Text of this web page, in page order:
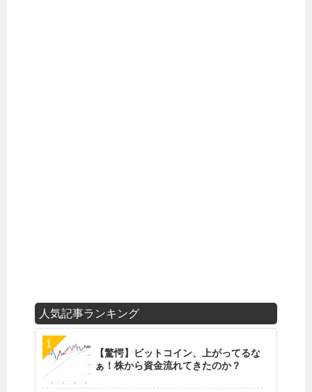
人気記事ランキング
【驚愕】ビットコイン、上がってるな
ぁ！株から資金流れてきたのか？